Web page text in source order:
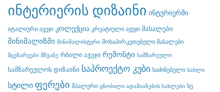
ინტერიერის დიზაინი ინტერიერში
იტალიური ავეჯი კოლექცია კრეატიული ავეჯი მასალები
მინიმალიზმი მინიმალისტური მოსაპირკეთებელი მასალები
მცენარეები მწვანე რბილი ავეჯი რემონტი სამზარეულო
სამზარეულოს დიზაინი საპროექტო კუბი საძინებელი სახლი
სტილი ფერები შპალერი ცნობილი ადამიანების სახლები ხე